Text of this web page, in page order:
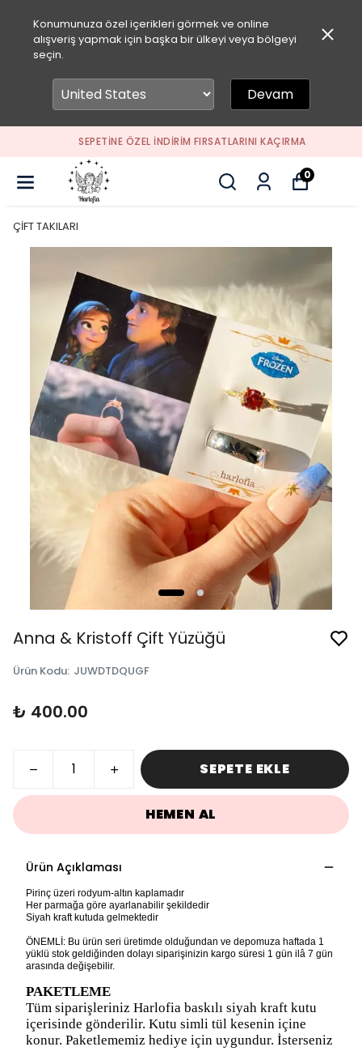
Konumunuza özel içerikleri görmek ve online
alışveriş yapmak için başka bir ülkeyi veya bölgeyi
seçin.
Devam
SEPETİNE ÖZEL İNDİRİM FIRSATLARINI KAÇIRMA
0
ÇİFT TAKILARI
Anna & Kristoff Çift Yüzüğü
Ürün Kodu: JUWDTDQUGF
₺ 400.00
SEPETE EKLE
HEMEN AL
Ürün Açıklaması
Pirinç üzeri rodyum-altın kaplamadır
Her parmağa göre ayarlanabilir şekildedir
Siyah kraft kutuda gelmektedir
ÖNEMLİ: Bu ürün seri üretimde olduğundan ve depomuza haftada 1
yüklü stok geldiğinden dolayı siparişinizin kargo süresi 1 gün ilâ 7 gün
arasında değişebilir.
PAKETLEME
Tüm siparişleriniz Harlofia baskılı siyah kraft kutu
içerisinde gönderilir. Kutu simli tül kesenin içine
konur. Paketlememiz hediye için uygundur. İsterseniz